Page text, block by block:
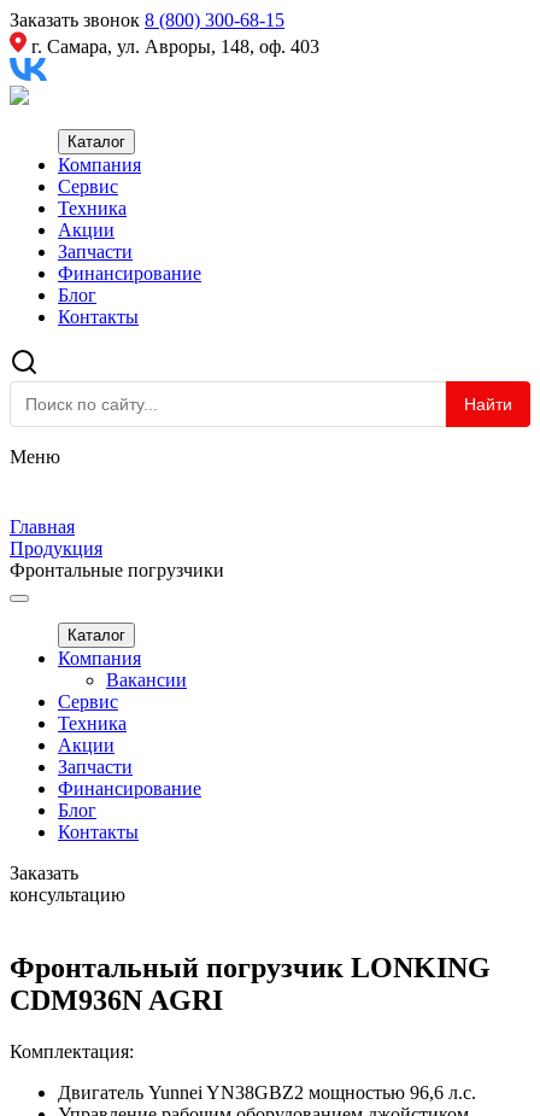
Заказать звонок 8 (800) 300-68-15
г. Самара, ул. Авроры, 148, оф. 403
Каталог
Компания
Сервис
Техника
Акции
Запчасти
Финансирование
Блог
Контакты
Найти
Меню
Главная
Продукция
Фронтальные погрузчики
Каталог
Компания
Вакансии
Сервис
Техника
Акции
Запчасти
Финансирование
Блог
Контакты
Заказать
консультацию
Фронтальный погрузчик LONKING
CDM936N AGRI
Комплектация:
Двигатель Yunnei YN38GBZ2 мощностью 96,6 л.с.